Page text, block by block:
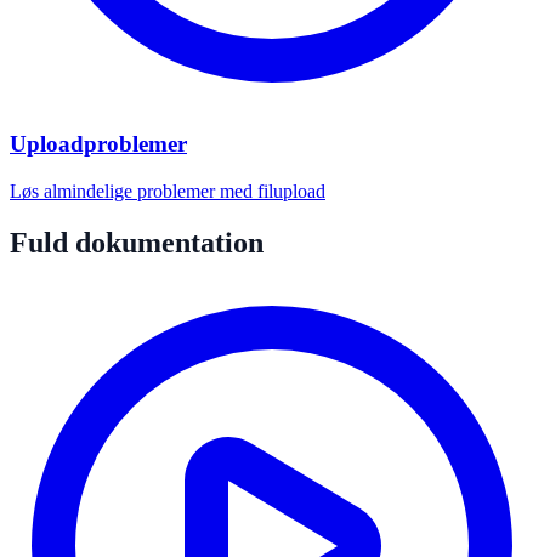
Uploadproblemer
Løs almindelige problemer med filupload
Fuld dokumentation